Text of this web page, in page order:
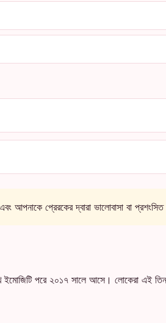
প্রেরকের দ্বারা ভালোবাসা বা
পরে ২০১৭ সালে আসে। লোকেরা এই